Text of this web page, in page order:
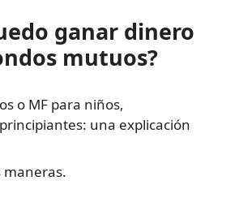
ganar dinero
mutuos?
maneras.